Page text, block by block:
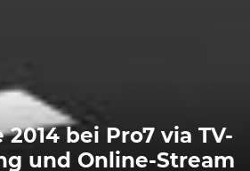
2014 bei Pro7 via TV-
und Online-Stream